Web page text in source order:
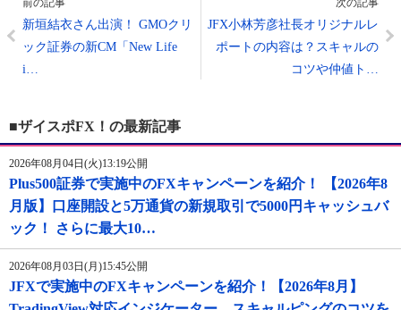
前の記事
新垣結衣さん出演！ GMOクリ
ック証券の新CM「New Life
i…
次の記事
JFX小林芳彦社長オリジナルレ
ポートの内容は？スキャルの
コツや仲値ト…
■ザイスポFX！の最新記事
2026年08月04日(火)13:19公開
Plus500証券で実施中のFXキャンペーンを紹介！ 【2026年8
月版】口座開設と5万通貨の新規取引で5000円キャッシュバ
ック！ さらに最大10…
2026年08月03日(月)15:45公開
JFXで実施中のFXキャンペーンを紹介！【2026年8月】